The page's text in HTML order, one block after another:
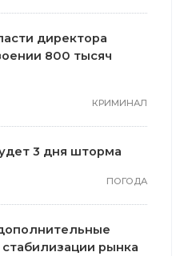
директора
800 тысяч
КРИМИНАЛ
3 дня шторма
ПОГОДА
рынка